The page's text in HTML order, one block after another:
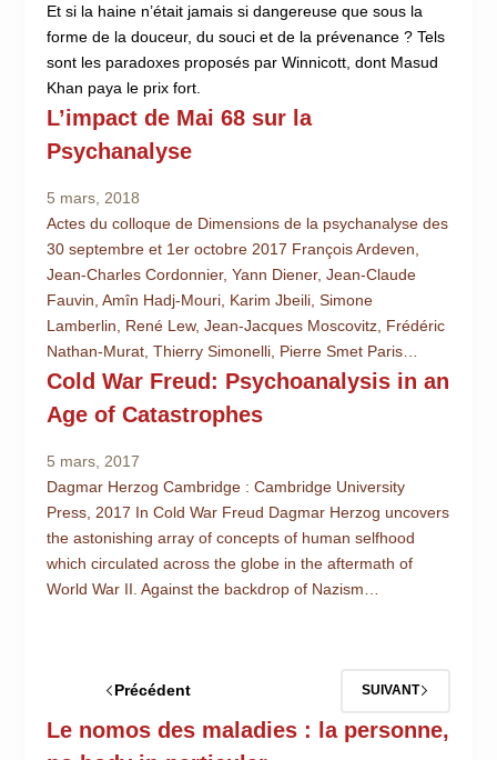
Et si la haine n’était jamais si dangereuse que sous la
forme de la douceur, du souci et de la prévenance ? Tels
sont les paradoxes proposés par Winnicott, dont Masud
Khan paya le prix fort.
L’impact de Mai 68 sur la
Psychanalyse
5 mars, 2018
Actes du colloque de Dimensions de la psychanalyse des
30 septembre et 1er octobre 2017 François Ardeven,
Jean-Charles Cordonnier, Yann Diener, Jean-Claude
Fauvin, Amîn Hadj-Mouri, Karim Jbeili, Simone
Lamberlin, René Lew, Jean-Jacques Moscovitz, Frédéric
Nathan-Murat, Thierry Simonelli, Pierre Smet Paris…
Cold War Freud: Psychoanalysis in an
Age of Catastrophes
5 mars, 2017
Dagmar Herzog Cambridge : Cambridge University
Press, 2017 In Cold War Freud Dagmar Herzog uncovers
the astonishing array of concepts of human selfhood
which circulated across the globe in the aftermath of
World War II. Against the backdrop of Nazism…
Précédent SUIVANT
Le nomos des maladies : la personne,